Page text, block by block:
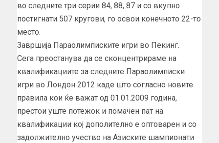
во следните три серии 84, 88, 87 и со вкупно
постигнати 507 кругови, го освои конечното 22-то
место.
Завршија Параолимписките игри во Пекинг.
Сега преостанува да се сконцентрираме на
квалификациите за следните Параолимписки
игри во Лондон 2012 каде што согласно новите
правила кои ќе важат од 01.01.2009 година,
престои уште потежок и помачен пат на
квалификации кој дополително е оптоварен и со
задолжително учество на Азиските шампионати